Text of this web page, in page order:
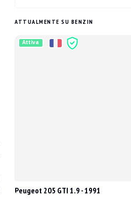
ATTUALMENTE SU BENZIN
Attiva
Peugeot 205 GTI 1.9 - 1991